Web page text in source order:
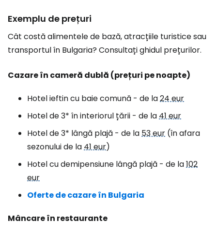
Exemplu de prețuri
Cât costă alimentele de bază, atracțiile turistice sau
transportul în Bulgaria? Consultați ghidul prețurilor.
Cazare în cameră dublă (prețuri pe noapte)
Hotel ieftin cu baie comună - de la24 eur
Hotel de 3* în interiorul țării - de la41 eur
Hotel de 3* lângă plajă - de la53 eur (în afara
sezonului de la41 eur)
Hotel cu demipensiune lângă plajă - de la102
eur
Oferte de cazare în Bulgaria
Mâncare în restaurante